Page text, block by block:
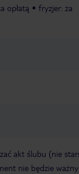
opłatą
fryzjer: za
akt ślubu (nie
nie będzie